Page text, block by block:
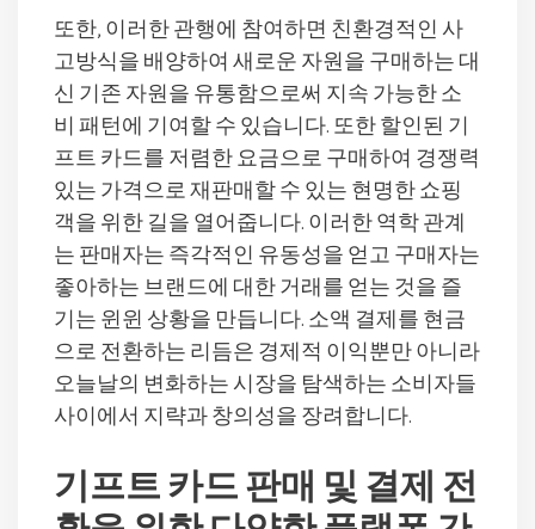
또한, 이러한 관행에 참여하면 친환경적인 사
고방식을 배양하여 새로운 자원을 구매하는 대
신 기존 자원을 유통함으로써 지속 가능한 소
비 패턴에 기여할 수 있습니다. 또한 할인된 기
프트 카드를 저렴한 요금으로 구매하여 경쟁력
있는 가격으로 재판매할 수 있는 현명한 쇼핑
객을 위한 길을 열어줍니다. 이러한 역학 관계
는 판매자는 즉각적인 유동성을 얻고 구매자는
좋아하는 브랜드에 대한 거래를 얻는 것을 즐
기는 윈윈 상황을 만듭니다. 소액 결제를 현금
으로 전환하는 리듬은 경제적 이익뿐만 아니라
오늘날의 변화하는 시장을 탐색하는 소비자들
사이에서 지략과 창의성을 장려합니다.
기프트 카드 판매 및 결제 전